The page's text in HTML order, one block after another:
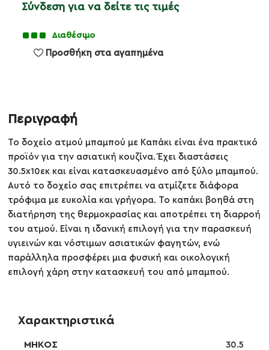
Σύνδεση για να δείτε τις τιμές
Διαθέσιμο
Προσθήκη στα αγαπημένα
Περιγραφή
Το δοχείο ατμού μπαμπού με Καπάκι είναι ένα πρακτικό
προϊόν για την ασιατική κουζίνα. Έχει διαστάσεις
30.5x10εκ και είναι κατασκευασμένο από ξύλο μπαμπού.
Αυτό το δοχείο σας επιτρέπει να ατμίζετε διάφορα
τρόφιμα με ευκολία και γρήγορα. Το καπάκι βοηθά στη
διατήρηση της θερμοκρασίας και αποτρέπει τη διαρροή
του ατμού. Είναι η ιδανική επιλογή για την παρασκευή
υγιεινών και νόστιμων ασιατικών φαγητών, ενώ
παράλληλα προσφέρει μια φυσική και οικολογική
επιλογή χάρη στην κατασκευή του από μπαμπού.
Χαρακτηριστικά
ΜΉΚΟΣ 30.5